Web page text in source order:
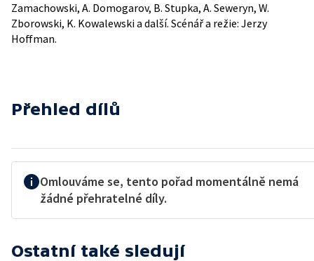
Zamachowski, A. Domogarov, B. Stupka, A. Seweryn, W.
Zborowski, K. Kowalewski a další. Scénář a režie: Jerzy
Hoffman.
Přehled dílů
Omlouváme se, tento pořad momentálně nemá
žádné přehratelné díly.
Ostatní také sledují